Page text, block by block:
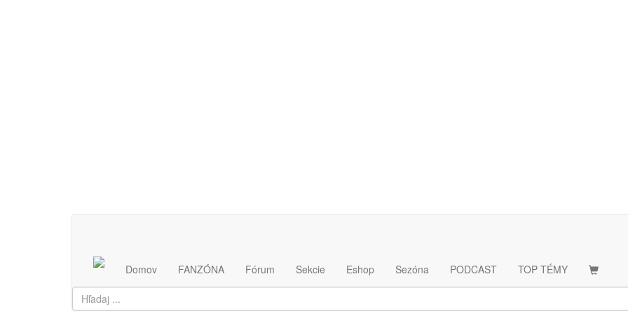
Domov FANZÓNA Fórum Sekcie Eshop Sezóna PODCAST TOP TÉMY